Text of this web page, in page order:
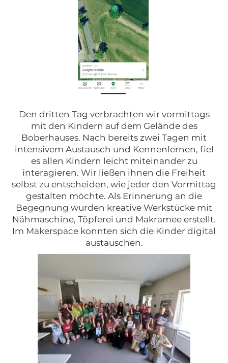
Den dritten Tag verbrachten wir vormittags
mit den Kindern auf dem Gelände des
Boberhauses. Nach bereits zwei Tagen mit
intensivem Austausch und Kennenlernen, fiel
es allen Kindern leicht miteinander zu
interagieren. Wir ließen ihnen die Freiheit
selbst zu entscheiden, wie jeder den Vormittag
gestalten möchte. Als Erinnerung an die
Begegnung wurden kreative Werkstücke mit
Nähmaschine, Töpferei und Makramee erstellt.
Im Makerspace konnten sich die Kinder digital
austauschen.